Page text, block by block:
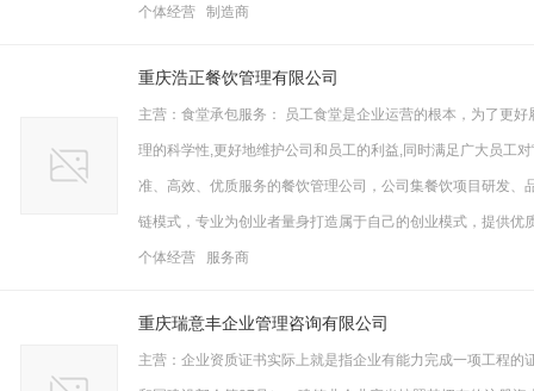
个体经营 制造商
重庆浩正餐饮管理有限公司
主营：食堂承包服务： 员工食堂是企业运营的根本，为了更
理的科学性,更好地维护公司和员工的利益,同时满足广大员工
准、高效、优质服务的餐饮管理公司，公司集餐饮项目研发
链模式，专业为创业者量身打造属于自己的创业模式，提供
个体经营 服务商
重庆瑞意丰企业管理咨询有限公司
主营：企业资质证书实际上就是指企业有能力完成一项工程